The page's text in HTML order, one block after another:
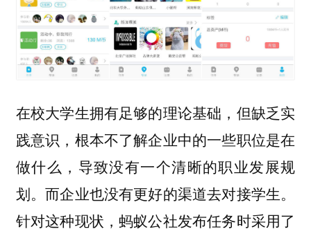
在校大学生拥有足够的理论基础，但缺乏实
践意识，根本不了解企业中的一些职位是在
做什么，导致没有一个清晰的职业发展规
划。而企业也没有更好的渠道去对接学生。
针对这种现状，蚂蚁公社发布任务时采用了